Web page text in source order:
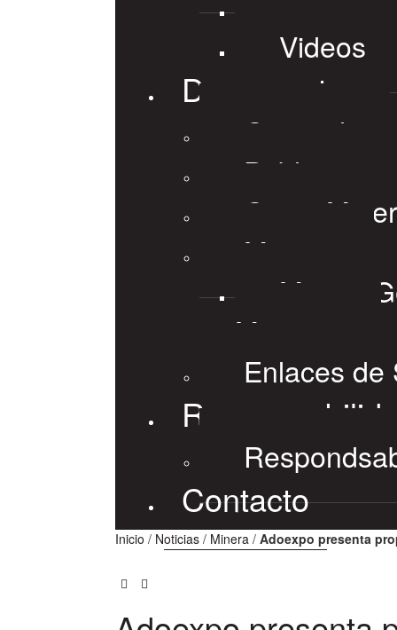
Videos
Documentos
General
Guias
Mapas
Mapas
Mineros
Enlaces de
Contacto
Inicio / Noticias / Minera / Adoexpo presenta